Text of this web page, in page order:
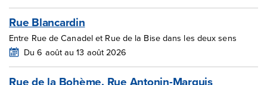
Rue Blancardin
Entre Rue de Canadel et Rue de la Bise dans les deux sens
Du 6 août au 13 août 2026
Rue de la Bohème, Rue Antonin-Marquis